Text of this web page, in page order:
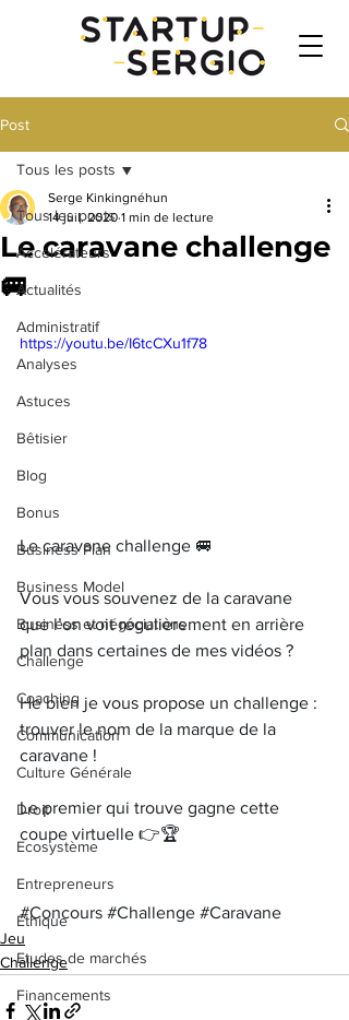
Post
Tous les posts
Accélérateurs
Actualités
Administratif
Analyses
Astuces
Bêtisier
Blog
Bonus
Business Plan
Business Model
Business et négociations
Challenge
Coaching
Communication
Culture Générale
Droit
Ecosystème
Entrepreneurs
Ethique
Etudes de marchés
Financements
Tous les posts
Le caravane challenge
🚐
Serge Kinkingnéhun
14 juil. 2020 1 min de lecture
https://youtu.be/I6tcCXu1f78
Le caravane challenge 🚐
Vous vous souvenez de la caravane
que l’on voit régulièrement en arrière
plan dans certaines de mes vidéos ?
He bien je vous propose un challenge :
trouver le nom de la marque de la
caravane !
Le premier qui trouve gagne cette
coupe virtuelle 👉🏆
#Concours #Challenge #Caravane
Jeu
Challenge